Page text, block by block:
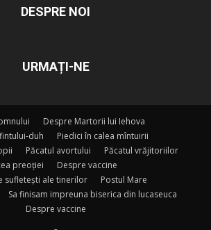
DESPRE NOI
URMAȚI-NE
Despre Martorii lui Iehova
duh
Piedici în calea mîntuirii
Păcatul avortului
Păcatul vrăjitoriilor
preoției
Despre vaccine
sufletești ale tinerilor
Postul Mare
Sa finisam impreuna biserica din lucaseuca
Despre vaccine